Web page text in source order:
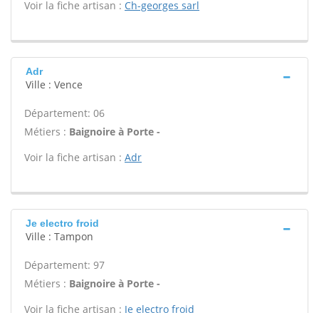
Voir la fiche artisan : Ch-georges sarl
Adr
Ville : Vence
Département: 06
Métiers : Baignoire à Porte -
Voir la fiche artisan : Adr
Je electro froid
Ville : Tampon
Département: 97
Métiers : Baignoire à Porte -
Voir la fiche artisan : Je electro froid